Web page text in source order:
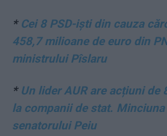
* Cei 8 PSD-iști din cauza
458,7 milioane de euro din
ministrului Pîslaru
* Un lider AUR are acțiuni de
la companii de stat.
senatorului Peiu